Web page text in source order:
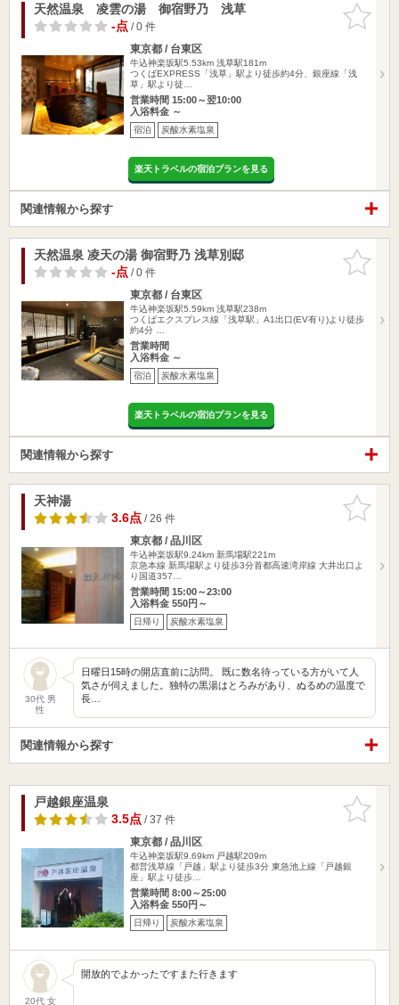
お気に入
りに追加
天然温泉 凌雲の湯 御宿野乃 浅草
-点/ 0 件
東京都 / 台東区
牛込神楽坂駅5.53km 浅草駅181m
つくばEXPRESS「浅草」駅より徒歩約4分、銀座線「浅
草」駅より徒…
営業時間 15:00～翌10:00
入浴料金 ～
宿泊 炭酸水素塩泉
楽天トラベルの宿泊プランを見る
関連情報から探す
お気に入
りに追加
天然温泉 凌天の湯 御宿野乃 浅草別邸
-点/ 0 件
東京都 / 台東区
牛込神楽坂駅5.59km 浅草駅238m
つくばエクスプレス線「浅草駅」A1出口(EV有り)より徒歩
約4分 …
営業時間
入浴料金 ～
宿泊 炭酸水素塩泉
楽天トラベルの宿泊プランを見る
関連情報から探す
お気に入
りに追加
天神湯
3.6点/ 26 件
東京都 / 品川区
牛込神楽坂駅9.24km 新馬場駅221m
京急本線 新馬場駅より徒歩3分首都高速湾岸線 大井出口よ
り国道357…
営業時間 15:00～23:00
入浴料金 550円～
日帰り 炭酸水素塩泉
30代 男
性
日曜日15時の開店直前に訪問。 既に数名待っている方がいて人
気さが伺えました。独特の黒湯はとろみがあり、ぬるめの温度で
長…
関連情報から探す
お気に入
りに追加
戸越銀座温泉
3.5点/ 37 件
東京都 / 品川区
牛込神楽坂駅9.69km 戸越駅209m
都営浅草線「戸越」駅より徒歩3分 東急池上線「戸越銀
座」駅より徒歩…
営業時間 8:00～25:00
入浴料金 550円～
日帰り 炭酸水素塩泉
20代 女
開放的でよかったですまた行きます